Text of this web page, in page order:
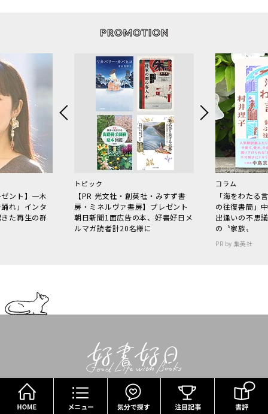
ント】一木
れ」インタ
た再生の群
トピック
【PR 光文社・創英社・みすず書
房・ミネルヴァ書房】プレゼント
朝日新聞1面広告の本、好書好日メ
ルマガ読者計20名様に
コラム
「海をわた
の往復書簡」
出逢いの不思
の〝家族〟
PR by 集英社
好書好日は、好奇心旺盛な人々に向けた、人生を豊かにす
る本の情報サイトです。